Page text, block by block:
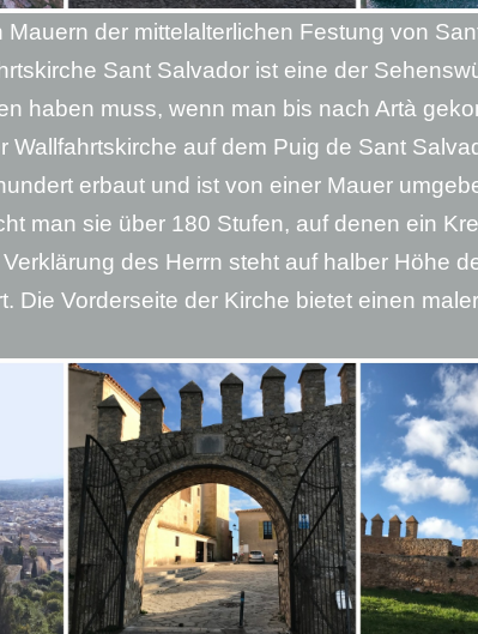
Mauern der mittelalterlichen Festung von
Sant Salvador ist eine der
haben muss, wenn man bis nach Artà
Wallfahrtskirche auf dem Puig de Sant
erbaut und ist von einer Mauer
man sie über 180 Stufen, auf denen ein
des Herrn steht auf halber Höhe
Die Vorderseite der Kirche bietet einen